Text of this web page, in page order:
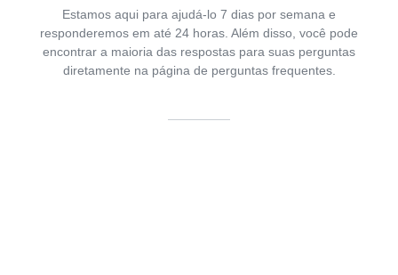
Estamos aqui para ajudá-lo 7 dias por semana e
responderemos em até 24 horas. Além disso, você pode
encontrar a maioria das respostas para suas perguntas
diretamente na página de perguntas frequentes.